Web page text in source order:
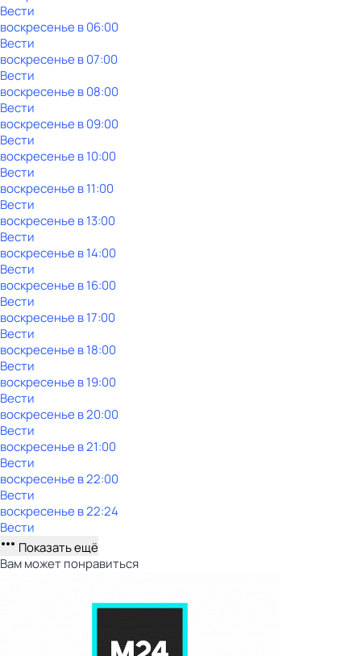
Вести
воскресенье в06:00
Вести
воскресенье в07:00
Вести
воскресенье в08:00
Вести
воскресенье в09:00
Вести
воскресенье в10:00
Вести
воскресенье в11:00
Вести
воскресенье в13:00
Вести
воскресенье в14:00
Вести
воскресенье в16:00
Вести
воскресенье в17:00
Вести
воскресенье в18:00
Вести
воскресенье в19:00
Вести
воскресенье в20:00
Вести
воскресенье в21:00
Вести
воскресенье в22:00
Вести
воскресенье в22:24
Вести
Показать ещё
Вам может понравиться